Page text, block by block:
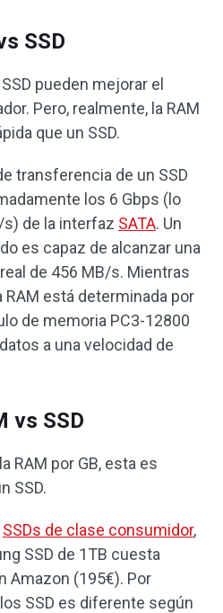
SSD
pueden mejorar el
Pero, realmente, la RAM
que un SSD.
transferencia de un SSD
los 6 Gbps (lo
s) de la interfaz SATA. Un
es capaz de alcanzar una
de 456 MB/s. Mientras
RAM está determinada por
de memoria PC3-12800
a una velocidad de
vs SSD
RAM por GB, esta es
SSD.
SSDs de clase consumidor,
SSD de 1TB cuesta
Amazon (195€). Por
SSD es diferente según